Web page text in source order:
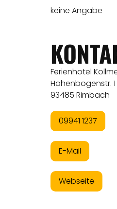
keine Angabe
Ferienhotel
Hohenbogenstr. 1
93485 Rimbach
09941 1237
E-Mail
Webseite